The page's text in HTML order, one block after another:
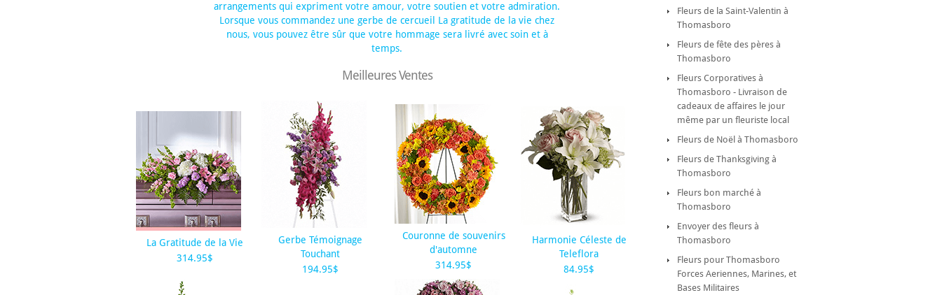
arrangements qui expriment votre amour, votre soutien et votre admiration.
Lorsque vous commandez une gerbe de cercueil La gratitude de la vie chez
nous, vous pouvez être sûr que votre hommage sera livré avec soin et à
temps.
Meilleures Ventes
La Gratitude de la Vie
314.95$
Gerbe Témoignage
Touchant
194.95$
Couronne de souvenirs
d'automne
314.95$
Harmonie Céleste de
Teleflora
84.95$
Fleurs de la Saint-Valentin à
Thomasboro
Fleurs de fête des pères à
Thomasboro
Fleurs Corporatives à
Thomasboro - Livraison de
cadeaux de affaires le jour
même par un fleuriste local
Fleurs de Noël à Thomasboro
Fleurs de Thanksgiving à
Thomasboro
Fleurs bon marché à
Thomasboro
Envoyer des fleurs à
Thomasboro
Fleurs pour Thomasboro
Forces Aeriennes, Marines, et
Bases Militaires